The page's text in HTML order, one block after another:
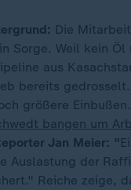
Die
Sorge. Weil kein Öl
aus
bereits
größere Einbußen.
bangen um
Jan Meier: "
Auslastung der
Reiche zeige,